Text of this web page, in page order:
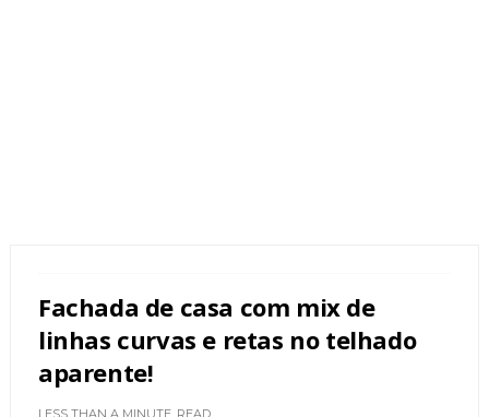
Fachada de casa com mix de
linhas curvas e retas no telhado
aparente!
LESS THAN A MINUTE READ